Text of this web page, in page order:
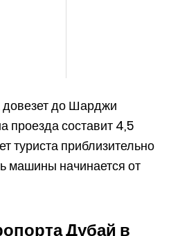
довезет до Шарджи
проезда составит 4,5
туриста приблизительно
машины начинается от
Дубай в